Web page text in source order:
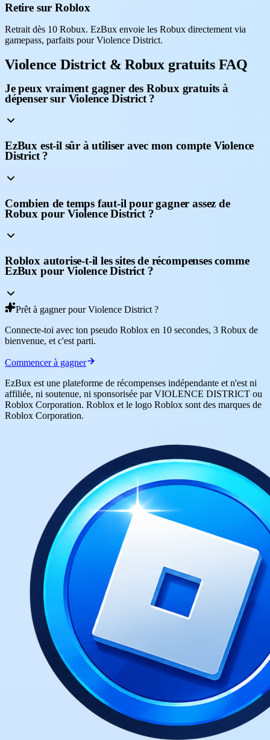
Retire sur Roblox
Retrait dès 10 Robux. EzBux envoie les Robux directement via
gamepass, parfaits pour Violence District.
Violence District & Robux gratuits FAQ
Je peux vraiment gagner des Robux gratuits à
dépenser sur Violence District ?
EzBux est-il sûr à utiliser avec mon compte Violence
District ?
Combien de temps faut-il pour gagner assez de
Robux pour Violence District ?
Roblox autorise-t-il les sites de récompenses comme
EzBux pour Violence District ?
Prêt à gagner pour Violence District ?
Connecte-toi avec ton pseudo Roblox en 10 secondes, 3 Robux de
bienvenue, et c'est parti.
Commencer à gagner
EzBux est une plateforme de récompenses indépendante et n'est ni
affiliée, ni soutenue, ni sponsorisée par VIOLENCE DISTRICT ou
Roblox Corporation. Roblox et le logo Roblox sont des marques de
Roblox Corporation.